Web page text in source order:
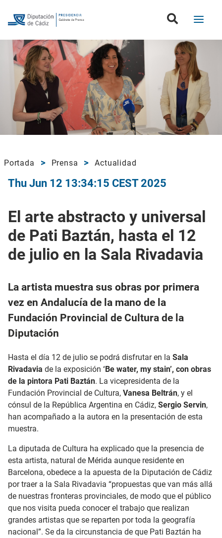
Portada Prensa Actualidad
Thu Jun 12 13:34:15 CEST 2025
El arte abstracto y universal
de Pati Baztán, hasta el 12
de julio en la Sala Rivadavia
La artista muestra sus obras por primera
vez en Andalucía de la mano de la
Fundación Provincial de Cultura de la
Diputación
Hasta el día 12 de julio se podrá disfrutar en la Sala
Rivadavia de la exposición ‘Be water, my stain’, con obras
de la pintora Pati Baztán. La vicepresidenta de la
Fundación Provincial de Cultura, Vanesa Beltrán, y el
cónsul de la República Argentina en Cádiz, Sergio Servin,
han acompañado a la autora en la presentación de esta
muestra.
La diputada de Cultura ha explicado que la presencia de
esta artista, natural de Mérida aunque residente en
Barcelona, obedece a la apuesta de la Diputación de Cádiz
por traer a la Sala Rivadavia “propuestas que van más allá
de nuestras fronteras provinciales, de modo que el público
que nos visita pueda conocer el trabajo que realizan
grandes artistas que se reparten por toda la geografía
nacional”. Se da la circunstancia de que Pati Baztán ha